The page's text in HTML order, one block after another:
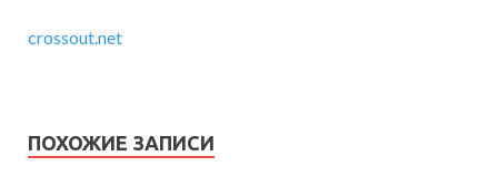
crossout.net
ПОХОЖИЕ ЗАПИСИ